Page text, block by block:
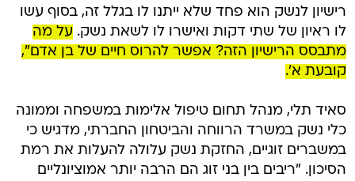
רישיון לנשק הוא פחד שלא ייתנו לו בגלל זה, בסוף עשו
לו ראיון של שתי דקות ואישרו לו לשאת נשק. על מה
מתבסס הרישיון הזה? אפשר להרוס חיים של בן אדם",
קובעת א'.
סאיד תלי, מנהל תחום טיפול אלימות במשפחה וממונה
כלי נשק במשרד הרווחה והביטחון החברתי, מדגיש כי
במשברים זוגיים, החזקת נשק עלולה להעלות את רמת
הסיכון. "ריבים בין בני זוג הם הרבה יותר אמוציונליים